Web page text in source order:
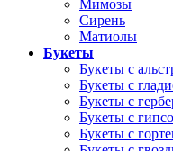
Мимозы
Сирень
Матиолы
Букеты
Букеты с
Букеты с
Букеты с
Букеты с
Букеты с